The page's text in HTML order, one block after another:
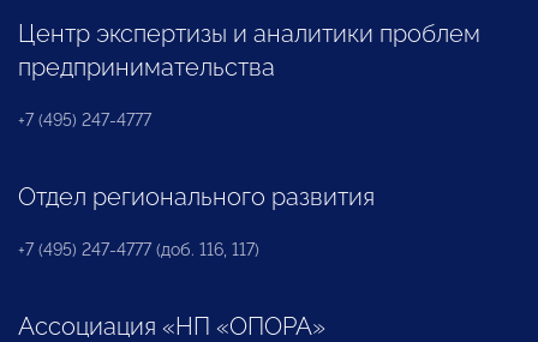
Центр экспертизы и аналитики проблем
предпринимательства
+7 (495) 247-4777
Отдел регионального развития
+7 (495) 247-4777 (доб. 116, 117)
Ассоциация «НП «ОПОРА»